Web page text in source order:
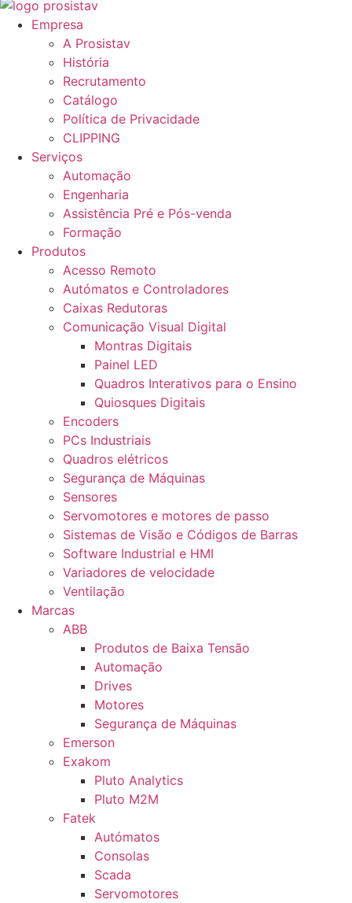
Empresa
A Prosistav
História
Recrutamento
Catálogo
Política de Privacidade
CLIPPING
Serviços
Automação
Engenharia
Assistência Pré e Pós-venda
Formação
Produtos
Acesso Remoto
Autómatos e Controladores
Caixas Redutoras
Comunicação Visual Digital
Montras Digitais
Painel LED
Quadros Interativos para o Ensino
Quiosques Digitais
Encoders
PCs Industriais
Quadros elétricos
Segurança de Máquinas
Sensores
Servomotores e motores de passo
Sistemas de Visão e Códigos de Barras
Software Industrial e HMI
Variadores de velocidade
Ventilação
Marcas
ABB
Produtos de Baixa Tensão
Automação
Drives
Motores
Segurança de Máquinas
Emerson
Exakom
Pluto Analytics
Pluto M2M
Fatek
Autómatos
Consolas
Scada
Servomotores